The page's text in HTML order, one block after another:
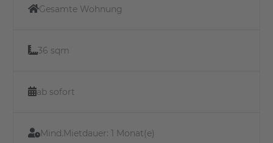
Gesamte Wohnung
36 sqm
ab sofort
Mind.Mietdauer: 1 Monat(e)